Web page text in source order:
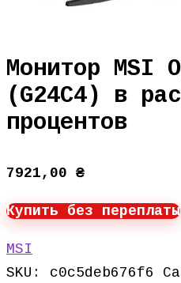
Монитор MSI
(G24C4) в
процентов
7921,00 ₴
Купить без переплаты
MSI
SKU: c0c5deb676f6